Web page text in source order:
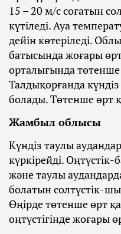
15 – 20 м/с соғатын
күтіледі. Ауа
дейін көтеріледі.
батысында жоғары
орталығында төтенше
Талдықорғанда
болады. Төтенше өрт
Жамбыл облысы
Күндіз таулы
күркірейді.
және таулы
болатын солтүстік-
Өңірде төтенше өрт
оңтүстігінде жоғары